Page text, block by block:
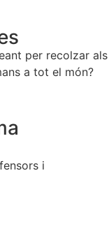
per recolzar als
a tot el món?
i